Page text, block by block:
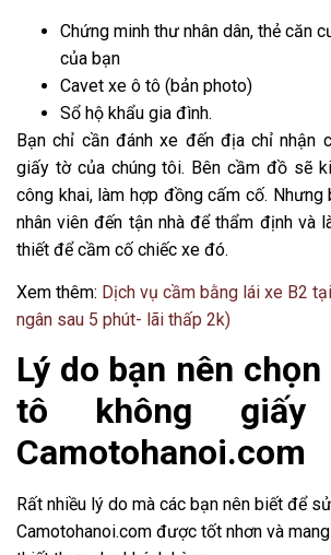
Chứng minh thư nhân dân, thẻ căn
của bạn
Cavet xe ô tô (bản photo)
Sổ hộ khẩu gia đình.
Bạn chỉ cần đánh xe đến địa chỉ nhận
giấy tờ của chúng tôi. Bên cầm đồ sẽ
công khai, làm hợp đồng cấm cố. Nhưng
nhân viên đến tận nhà để thẩm định và
thiết để cầm cố chiếc xe đó.
Xem thêm: Dịch vụ cầm bằng lái xe B2
ngân sau 5 phút- lãi thấp 2k)
Lý do bạn nên
tô không
Camotohanoi.com
Rất nhiều lý do mà các bạn nên biết để
Camotohanoi.com được tốt nhơn và